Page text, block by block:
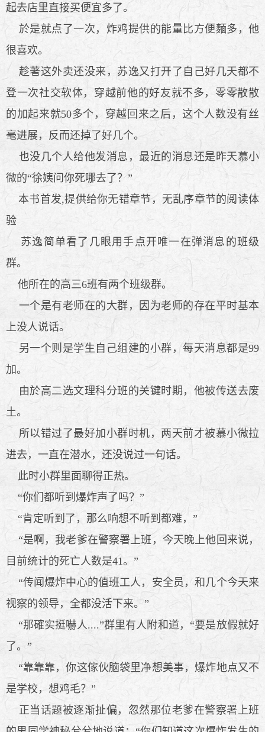
起去店里直接买便宜多了。
於是就点了一次，炸鸡提供的能量比方便麵多，他
很喜欢。
趁著这外卖还没来，苏逸又打开了自己好几天都不
登一次社交软体，穿越前他的好友就不多，零零散散
的加起来就50多个，穿越回来之后，这个人数没有丝
毫进展，反而还掉了好几个。
也没几个人给他发消息，最近的消息还是昨天慕小
微的“徐姨问你死哪去了？”
本书首发,提供给你无错章节，无乱序章节的阅读体
验
苏逸简单看了几眼用手点开唯一在弹消息的班级
群。
他所在的高三6班有两个班级群。
一个是有老师在的大群，因为老师的存在平时基本
上没人说话。
另一个则是学生自己组建的小群，每天消息都是99
加。
由於高二选文理科分班的关键时期，他被传送去废
土。
所以错过了最好加小群时机，两天前才被慕小微拉
进去，一直在潜水，还没说过一句话。
此时小群里面聊得正热。
“你们都听到爆炸声了吗？”
“肯定听到了，那么响想不听到都难，”
“是啊，我老爹在警察署上班，今天晚上他回来说，
目前统计的死亡人数是41。”
“传闻爆炸中心的值班工人，安全员，和几个今天来
视察的领导，全都没活下来。”
“那確实挺嚇人....”群里有人附和道，“要是放假就好
了。”
“靠靠靠，你这傢伙脑袋里净想美事，爆炸地点又不
是学校，想鸡毛？”
正当话题被逐渐扯偏，忽然那位老爹在警察署上班